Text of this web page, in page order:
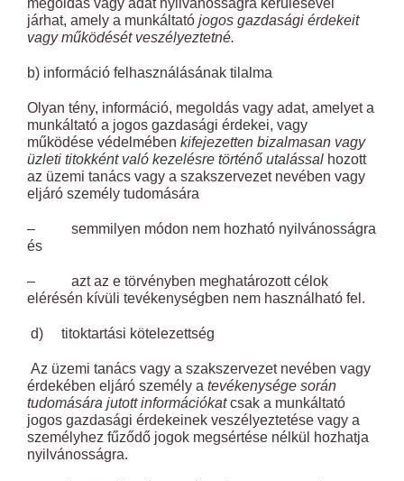
megoldás vagy adat nyilvánosságra kerülésével
járhat, amely a munkáltató jogos gazdasági érdekeit
vagy működését veszélyeztetné.
b) információ felhasználásának tilalma
Olyan tény, információ, megoldás vagy adat, amelyet a
munkáltató a jogos gazdasági érdekei, vagy
működése védelmében kifejezetten bizalmasan vagy
üzleti titokként való kezelésre történő utalással hozott
az üzemi tanács vagy a szakszervezet nevében vagy
eljáró személy tudomására
– semmilyen módon nem hozható nyilvánosságra
és
– azt az e törvényben meghatározott célok
elérésén kívüli tevékenységben nem használható fel.
d) titoktartási kötelezettség
Az üzemi tanács vagy a szakszervezet nevében vagy
érdekében eljáró személy a tevékenysége során
tudomására jutott információkatcsak a munkáltató
jogos gazdasági érdekeinek veszélyeztetése vagy a
személyhez fűződő jogok megsértése nélkül hozhatja
nyilvánosságra.